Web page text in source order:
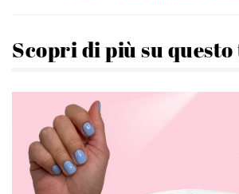
Scopri di più su questo